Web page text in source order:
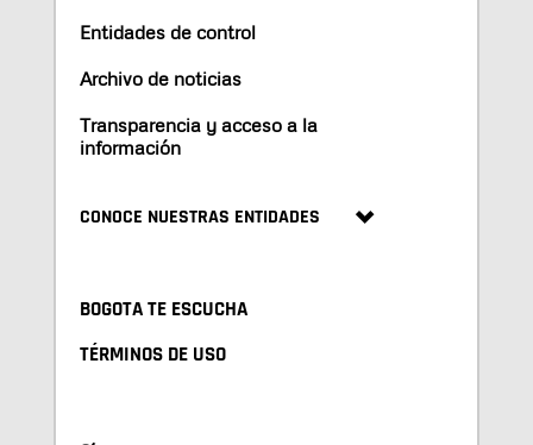
Entidades de control
Archivo de noticias
Transparencia y acceso a la
información
CONOCE NUESTRAS ENTIDADES
BOGOTA TE ESCUCHA
TÉRMINOS DE USO